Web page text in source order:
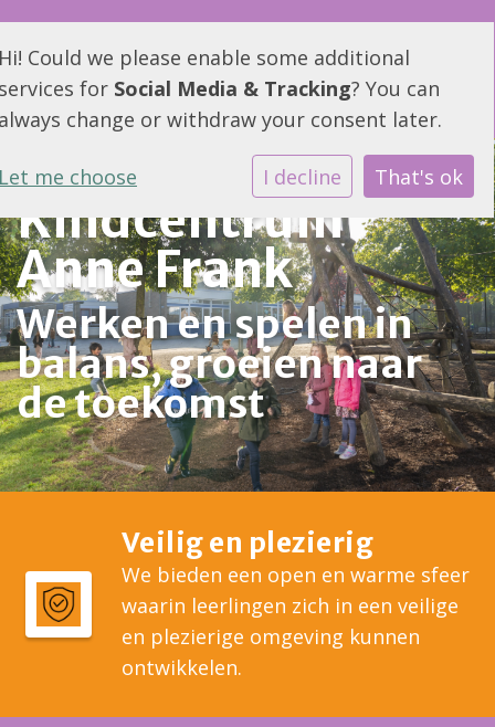
Kindcentrum
Anne Frank
Werken en spelen in
balans, groeien naar
de toekomst
Veilig en plezierig
We bieden een open en warme sfeer
waarin leerlingen zich in een veilige
en plezierige omgeving kunnen
ontwikkelen.
Could we please enable some additional
for Social Media & Tracking? You can
change or withdraw your consent later.
me choose I decline That's ok